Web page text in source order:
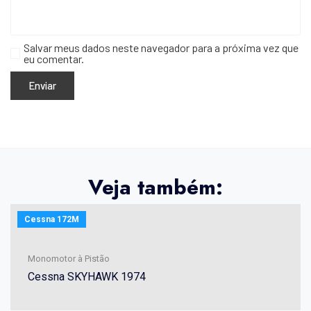
Salvar meus dados neste navegador para a próxima vez que
eu comentar.
Veja também:
Cessna 172M
Monomotor à Pistão
Cessna SKYHAWK 1974